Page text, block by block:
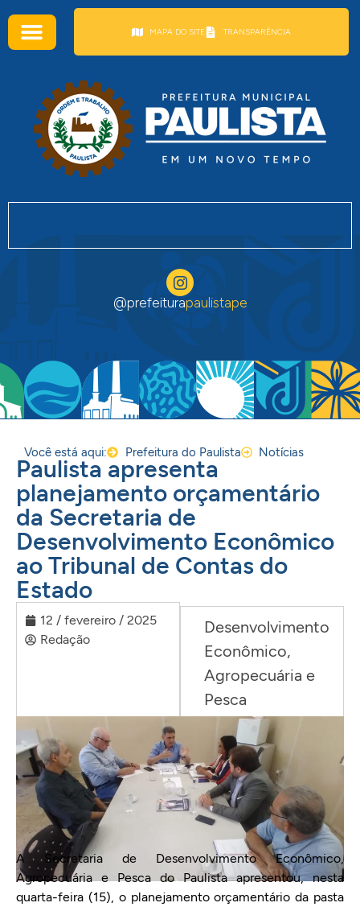
MAPA DO SITE TRANSPARÊNCIA
@prefeiturapaulistape
Você está aqui: Prefeitura do Paulista Notícias
Paulista apresenta
planejamento orçamentário
da Secretaria de
Desenvolvimento Econômico
ao Tribunal de Contas do
Estado
12 / fevereiro / 2025
Redação
Desenvolvimento
Econômico,
Agropecuária e
Pesca
A Secretaria de Desenvolvimento Econômico,
Agropecuária e Pesca do Paulista apresentou, nesta
quarta-feira (15), o planejamento orçamentário da pasta